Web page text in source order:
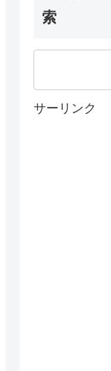
索
サーリンク